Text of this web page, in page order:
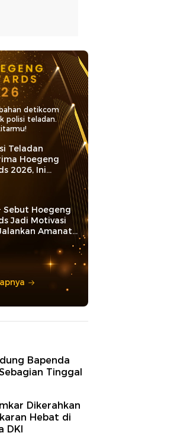
detikcom
polisi teladan.
Teladan
Hoegeng
2026, Ini
dan Kiprahnya
Sebut Hoegeng
Jadi Motivasi
Amanat
Bapenda
Tinggal
Dikerahkan
Hebat di
DKI